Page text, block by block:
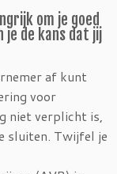
om je goed
je de kans dat jij
af kunt
voor
niet verplicht is,
sluiten. Twijfel je